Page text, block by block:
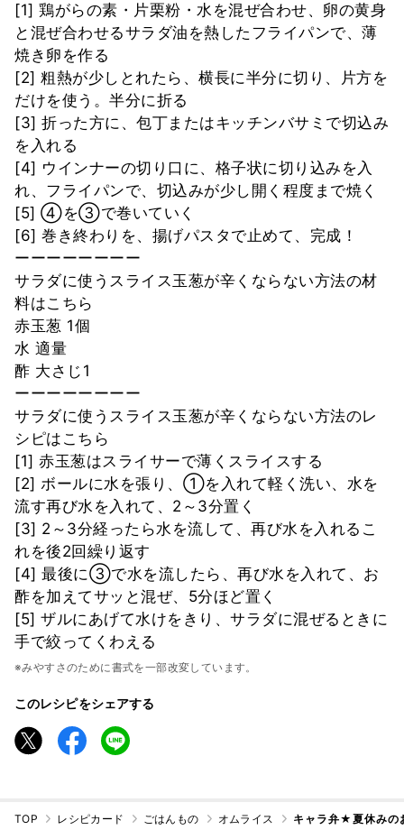
[1] 鶏がらの素・片栗粉・水を混ぜ合わせ、卵の黄身
と混ぜ合わせるサラダ油を熱したフライパンで、薄
焼き卵を作る
[2] 粗熱が少しとれたら、横長に半分に切り、片方を
だけを使う。半分に折る
[3] 折った方に、包丁またはキッチンバサミで切込み
を入れる
[4] ウインナーの切り口に、格子状に切り込みを入
れ、フライパンで、切込みが少し開く程度まで焼く
[5] ④を③で巻いていく
[6] 巻き終わりを、揚げパスタで止めて、完成！
ーーーーーーーー
サラダに使うスライス玉葱が辛くならない方法の材
料はこちら
赤玉葱 1個
水 適量
酢 大さじ1
ーーーーーーーー
サラダに使うスライス玉葱が辛くならない方法のレ
シピはこちら
[1] 赤玉葱はスライサーで薄くスライスする
[2] ボールに水を張り、①を入れて軽く洗い、水を
流す再び水を入れて、2～3分置く
[3] 2～3分経ったら水を流して、再び水を入れるこ
れを後2回繰り返す
[4] 最後に③で水を流したら、再び水を入れて、お
酢を加えてサッと混ぜ、5分ほど置く
[5] ザルにあげて水けをきり、サラダに混ぜるときに
手で絞ってくわえる
※みやすさのために書式を一部改変しています。
このレシピをシェアする
TOP レシピカード ごはんもの オムライス キャラ弁★夏休みの